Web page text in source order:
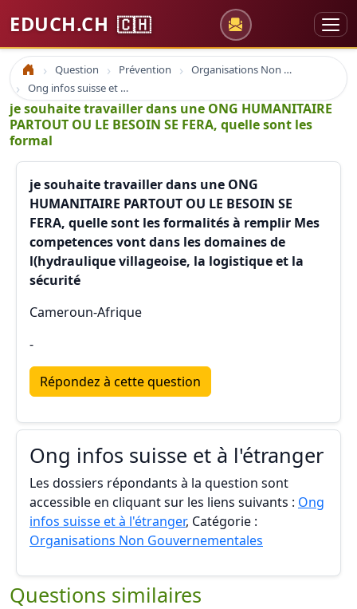
EDUCH.CH 🇨🇭
Accueil Question Prévention
Organisations Non Gouvernementales
Ong infos suisse et à l'étranger
je souhaite travailler dans une ONG HUMANITAIRE
PARTOUT OU LE BESOIN SE FERA, quelle sont les
formal
je souhaite travailler dans une ONG
HUMANITAIRE PARTOUT OU LE BESOIN SE
FERA, quelle sont les formalités à remplir Mes
competences vont dans les domaines de
l(hydraulique villageoise, la logistique et la
sécurité
Cameroun-Afrique
-
Répondez à cette question
Ong infos suisse et à l'étranger
Les dossiers répondants à la question sont
accessible en cliquant sur les liens suivants : Ong
infos suisse et à l'étranger, Catégorie :
Organisations Non Gouvernementales
Questions similaires